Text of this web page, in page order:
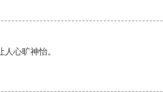
心旷神怡。